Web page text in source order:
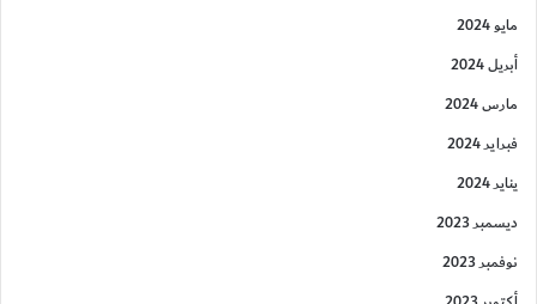
مايو 2024
أبريل 2024
مارس 2024
فبراير 2024
يناير 2024
ديسمبر 2023
نوفمبر 2023